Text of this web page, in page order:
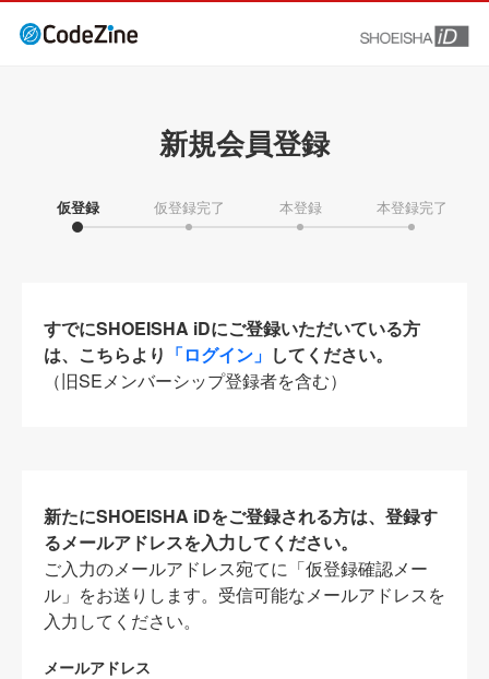
新規会員登録
仮登録 仮登録完了 本登録 本登録完了
すでにSHOEISHA iDにご登録いただいている方
は、こちらより 「ログイン」 してください。
（旧SEメンバーシップ登録者を含む）
新たにSHOEISHA iDをご登録される方は、登録す
るメールアドレスを入力してください。
ご入力のメールアドレス宛てに「仮登録確認メー
ル」をお送りします。受信可能なメールアドレスを
入力してください。
メールアドレス